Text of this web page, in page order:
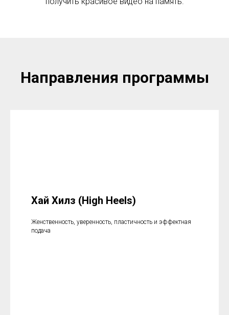
Направления программы
Хай Хилз (High Heels)
Женственность, уверенность, пластичность и эффектная
подача